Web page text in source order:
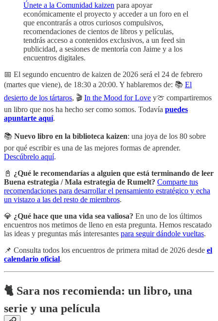
Únete a la Comunidad kaizen para apoyar
económicamente el proyecto y acceder a un foro en el
que encontrarás a otros curiosos compulsivos,
recomendaciones de cientos de libros y películas,
tendrás acceso a contenidos exclusivos, a un feed sin
publicidad, a sesiones de mentoría con Jaime y a los
encuentros digitales.
📅 El segundo encuentro de kaizen de 2026 será el 24 de febrero
(martes que viene), de 18:30 a 20:00. Y hablaremos de: 📚 El
desierto de los tártaros, 🎬 In the Mood for Love y🍈 compartiremos
un libro que nos ha hecho ser como somos. Todavía puedes
apuntarte aquí.
📚 Nuevo libro en la biblioteca kaizen: una joya de los 80 sobre
por qué escribir es una de las mejores formas de aprender.
Descúbrelo aquí.
📓 ¿Qué le recomendarías a alguien que está terminando de leer
Buena estrategia / Mala estrategia de Rumelt? Comparte tus
recomendaciones para desarrollar el pensamiento estratégico y echa
un vistazo a las del resto de miembros.
💎 ¿Qué hace que una vida sea valiosa? En uno de los últimos
encuentros nos metimos de lleno en esta pregunta. Hemos rescatado
las ideas y preguntas más interesantes para seguir dándole vueltas.
📌 Consulta todos los encuentros de primera mitad de 2026 desde el
calendario oficial.
🐈 Sara nos recomienda: un libro, una
serie y una película